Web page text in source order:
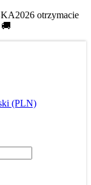
otrzymacie
🚚
(PLN)